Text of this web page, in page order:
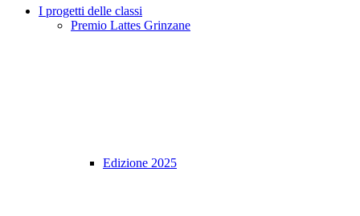
I progetti delle classi
Premio Lattes Grinzane
Edizione 2025